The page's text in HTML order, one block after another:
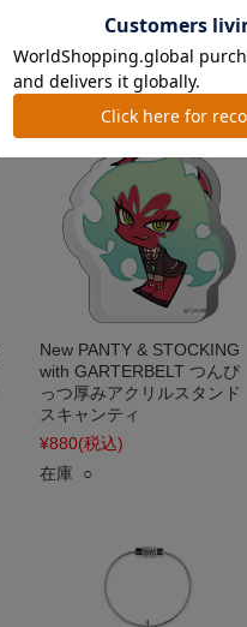
New PANTY & STOCKING
with GARTERBELT つんぴ
っつ厚みアクリルスタンド
スキャンティ
¥880(税込)
在庫 ○